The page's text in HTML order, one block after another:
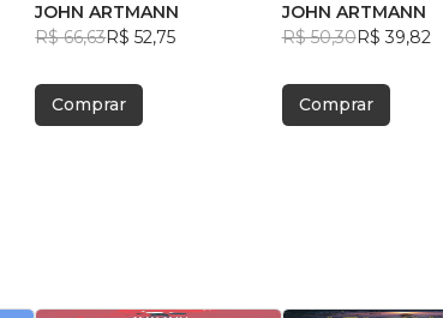
JOHN ARTMANN
R$ 66,63R$ 52,75
Comprar
JOHN ARTMANN
R$ 50,30R$ 39,82
Comprar